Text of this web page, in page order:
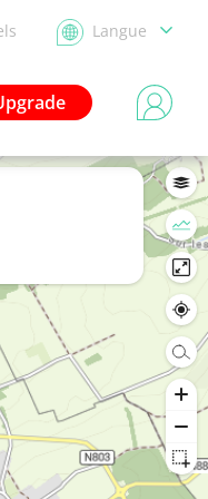
Langue